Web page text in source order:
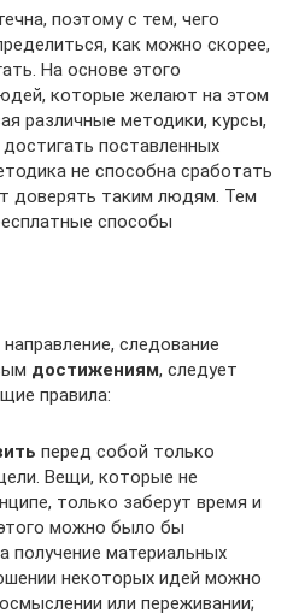
поэтому с тем, чего
как можно скорее,
На основе этого
которые желают на этом
различные методики, курсы,
поставленных
не способна сработать
доверять таким людям. Тем
способы
следование
достижениям, следует
правила:
перед собой только
Вещи, которые не
только заберут время и
можно было бы
получение материальных
некоторых идей можно
или переживании;